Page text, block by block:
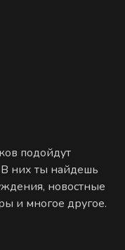
подойдут
них ты найдешь
новостные
и многое другое.